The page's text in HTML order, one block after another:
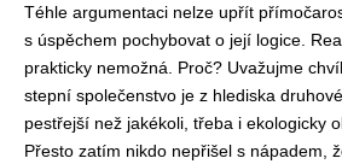
Téhle argumentaci nelze upřít
s úspěchem pochybovat o její logice.
prakticky nemožná. Proč? Uvažujme
stepní společenstvo je z hlediska
pestřejší než jakékoli, třeba i ekologicky
Přesto zatím nikdo nepřišel s nápadem,